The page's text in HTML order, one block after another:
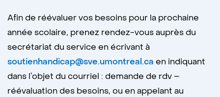
Afin de réévaluer vos besoins pour la prochaine
année scolaire, prenez rendez-vous auprès du
secrétariat du service en écrivant à
soutienhandicap@sve.umontreal.ca en indiquant
dans l’objet du courriel : demande de rdv –
réévaluation des besoins, ou en appelant au